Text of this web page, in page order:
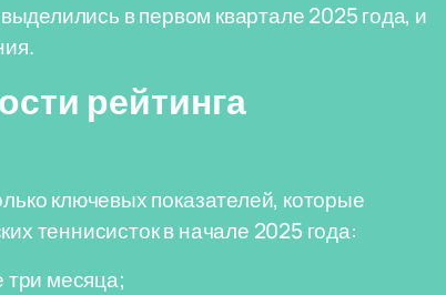
в первом квартале 2025 года, и
рейтинга
ключевых показателей, которые
теннисисток в начале 2025 года:
три месяца;